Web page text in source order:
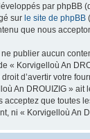
par phpBB
sur le site de phpBB
que nous
publier aucun
« Korvigelloù An
d’avertir votre
An DROUIZIG » ait
acceptez que toutes
ni « Korvigelloù An